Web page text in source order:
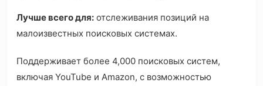
Лучше всего для: отслеживания позиций на
малоизвестных поисковых системах.
Поддерживает более 4,000 поисковых систем,
включая YouTube и Amazon, с возможностью